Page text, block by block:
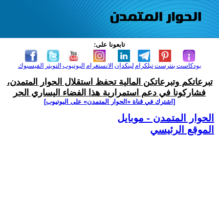
تابعونا على:
الفيسبوك التويتر اليوتيوب الانستغرام لينكدإن تيلكرامبنترست بودكاست
تبرعاتكم وتبرعاتكن المالية تحفظ استقلال الحوار المتمدن،
فشاركونا في دعم استمرارية هذا الفضاء اليساري الحر
[اشترك في قناة ‫«الحوار المتمدن» على اليوتيوب]
الحوار المتمدن - موبايل
الموقع الرئيسي